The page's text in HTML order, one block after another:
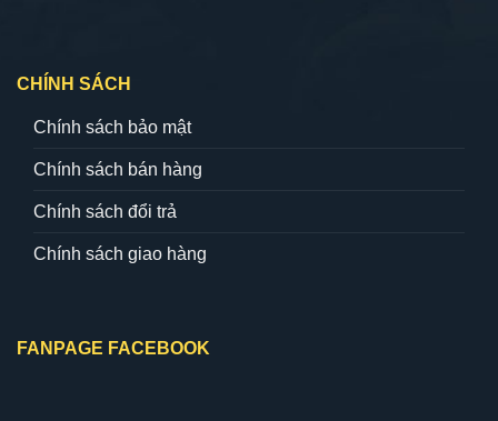
CHÍNH SÁCH
Chính sách bảo mật
Chính sách bán hàng
Chính sách đổi trả
Chính sách giao hàng
FANPAGE FACEBOOK